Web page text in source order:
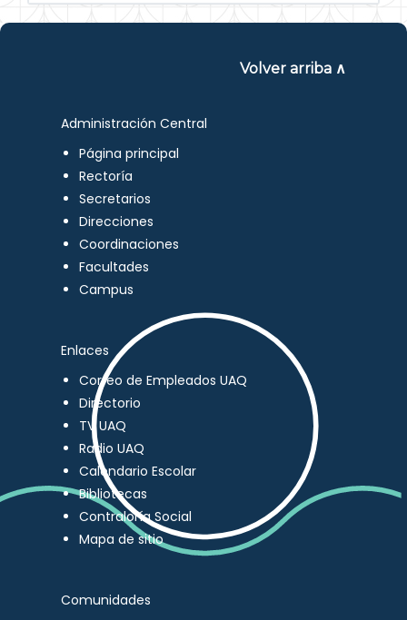
Volver arriba ∧
Administración Central
Página principal
Rectoría
Secretarios
Direcciones
Coordinaciones
Facultades
Campus
Enlaces
Correo de Empleados UAQ
Directorio
TV UAQ
Radio UAQ
Calendario Escolar
Bibliotecas
Contraloría Social
Mapa de sitio
Comunidades